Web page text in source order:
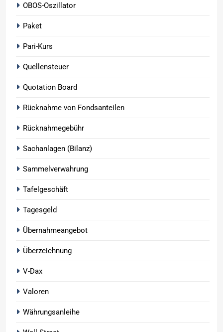
OBOS-Oszillator
Paket
Pari-Kurs
Quellensteuer
Quotation Board
Rücknahme von Fondsanteilen
Rücknahmegebühr
Sachanlagen (Bilanz)
Sammelverwahrung
Tafelgeschäft
Tagesgeld
Übernahmeangebot
Überzeichnung
V-Dax
Valoren
Währungsanleihe